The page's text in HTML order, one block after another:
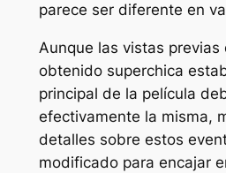
parece ser diferente en
Aunque las vistas previas
obtenido superchica
principal de la película
efectivamente la misma,
detalles sobre estos
modificado para encajar